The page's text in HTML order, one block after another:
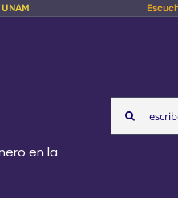
en la
Search
for: